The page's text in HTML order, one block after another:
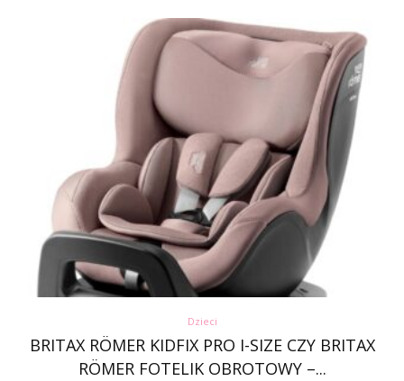
Dzieci
BRITAX RÖMER KIDFIX PRO I-SIZE CZY BRITAX
RÖMER FOTELIK OBROTOWY –...